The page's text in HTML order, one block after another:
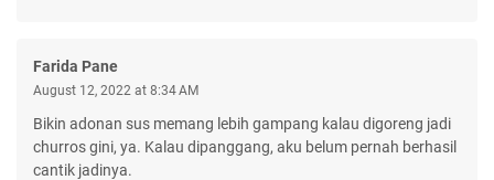
Farida Pane
August 12, 2022 at 8:34 AM
Bikin adonan sus memang lebih gampang kalau digoreng jadi
churros gini, ya. Kalau dipanggang, aku belum pernah berhasil
cantik jadinya.